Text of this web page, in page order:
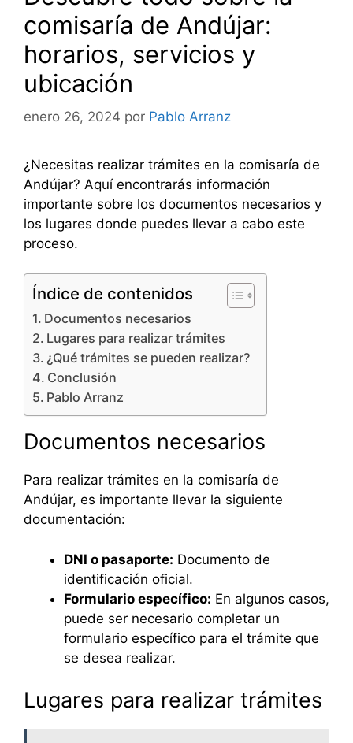
comisaría de Andújar:
horarios, servicios y
ubicación
enero 26, 2024 por Pablo Arranz
¿Necesitas realizar trámites en la comisaría de
Andújar? Aquí encontrarás información
importante sobre los documentos necesarios y
los lugares donde puedes llevar a cabo este
proceso.
Índice de contenidos
Documentos necesarios
Lugares para realizar trámites
¿Qué trámites se pueden realizar?
Conclusión
Pablo Arranz
Documentos necesarios
Para realizar trámites en la comisaría de
Andújar, es importante llevar la siguiente
documentación:
DNI o pasaporte: Documento de
identificación oficial.
Formulario específico: En algunos casos,
puede ser necesario completar un
formulario específico para el trámite que
se desea realizar.
Lugares para realizar trámites